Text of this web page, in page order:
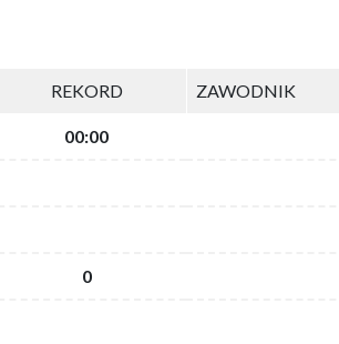
REKORD ZAWODNIK
00:00
0